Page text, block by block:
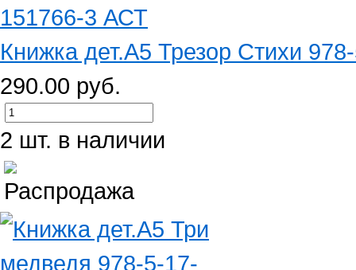
Книжка дет.А5 Трезор Стихи
290.00 руб.
2 шт. в наличии